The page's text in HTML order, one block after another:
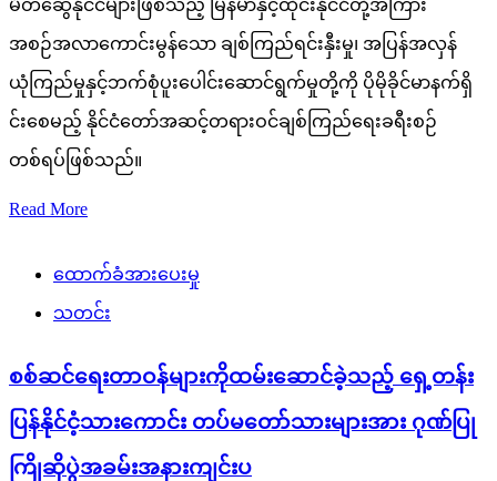
မိတ်ဆွေနိုင်ငံများဖြစ်သည့် မြန်မာနှင့်ထိုင်းနိုင်ငံတို့အကြား
အစဉ်အလာကောင်းမွန်သော ချစ်ကြည်ရင်းနှီးမှု၊ အပြန်အလှန်
ယုံကြည်မှုနှင့်ဘက်စုံပူးပေါင်းဆောင်ရွက်မှုတို့ကို ပိုမိုခိုင်မာနက်ရှိ
င်းစေမည့် နိုင်ငံတော်အဆင့်တရားဝင်ချစ်ကြည်ရေးခရီးစဉ်
တစ်ရပ်ဖြစ်သည်။
Read More
ထောက်ခံအားပေးမှု
သတင်း
စစ်ဆင်ရေးတာဝန်များကိုထမ်းဆောင်ခဲ့သည့် ရှေ့တန်း
ပြန်နိုင်ငံ့သားကောင်း တပ်မတော်သားများအား ဂုဏ်ပြု
ကြိုဆိုပွဲအခမ်းအနားကျင်းပ